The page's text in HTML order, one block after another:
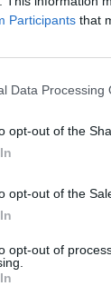
Participants that
Data Processing
opt-out of the
opt-out of the
opt-out of